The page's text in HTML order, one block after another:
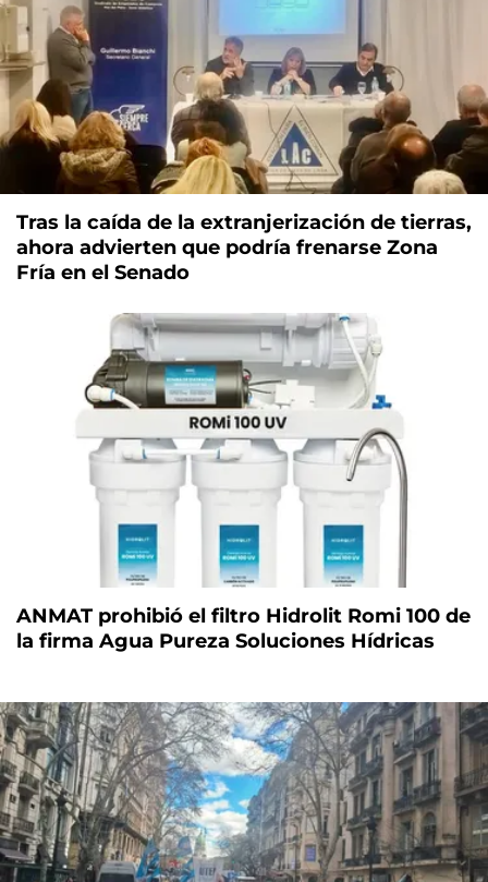
Tras la caída de la extranjerización de tierras,
ahora advierten que podría frenarse Zona
Fría en el Senado
ANMAT prohibió el filtro Hidrolit Romi 100 de
la firma Agua Pureza Soluciones Hídricas